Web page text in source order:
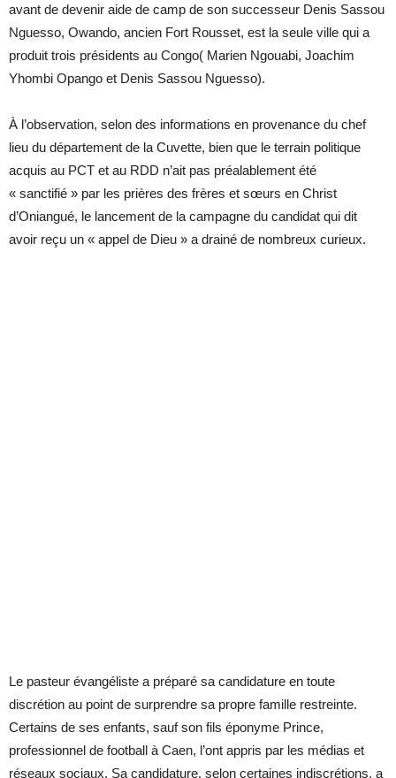
avant de devenir aide de camp de son successeur Denis Sassou
Nguesso, Owando, ancien Fort Rousset, est la seule ville qui a
produit trois présidents au Congo( Marien Ngouabi, Joachim
Yhombi Opango et Denis Sassou Nguesso).
À l’observation, selon des informations en provenance du chef
lieu du département de la Cuvette, bien que le terrain politique
acquis au PCT et au RDD n’ait pas préalablement été
« sanctifié » par les prières des frères et sœurs en Christ
d’Oniangué, le lancement de la campagne du candidat qui dit
avoir reçu un « appel de Dieu » a drainé de nombreux curieux.
Le pasteur évangéliste a préparé sa candidature en toute
discrétion au point de surprendre sa propre famille restreinte.
Certains de ses enfants, sauf son fils éponyme Prince,
professionnel de football à Caen, l’ont appris par les médias et
réseaux sociaux. Sa candidature, selon certaines indiscrétions, a